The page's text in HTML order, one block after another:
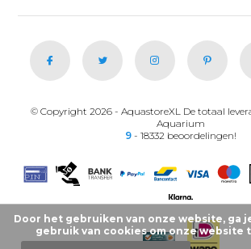
© Copyright 2026 - AquastoreXL De totaal
Aquarium
9 - 18332 beoordelingen!
Door het gebruiken van onze website, ga
gebruik van cookies om onze website